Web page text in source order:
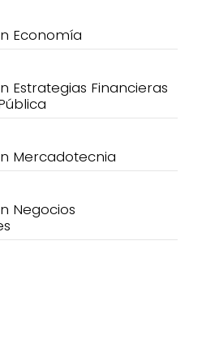
Economía
Estrategias Financieras
Mercadotecnia
Negocios